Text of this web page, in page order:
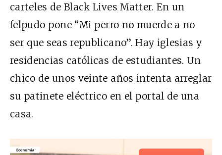
carteles de Black Lives Matter. En un
felpudo pone “Mi perro no muerde a no
ser que seas republicano”. Hay iglesias y
residencias católicas de estudiantes. Un
chico de unos veinte años intenta arreglar
su patinete eléctrico en el portal de una
casa.